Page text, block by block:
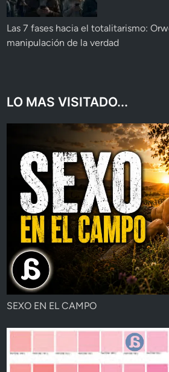
Las 7 fases hacia el totalitarismo:
manipulación de la verdad
LO MAS VISITADO...
SEXO EN EL CAMPO